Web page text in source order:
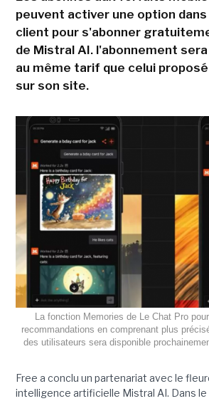
peuvent activer une option
client pour s'abonner
de Mistral AI. l'abonnement
au même tarif que celui
sur son site.
La fonction Memories de Le Chat Pro
recommandations en comprenant plus
des utilisateurs sera disponible
Free a conclu un partenariat avec le
intelligence artificielle Mistral AI. Dans